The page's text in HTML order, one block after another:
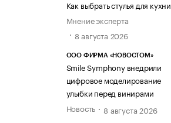
Как выбрать стулья для кухни
Мнение эксперта
8 августа 2026
ООО ФИРМА «НОВОСТОМ»
Smile Symphony внедрили
цифровое моделирование
улыбки перед винирами
Новость
8 августа 2026